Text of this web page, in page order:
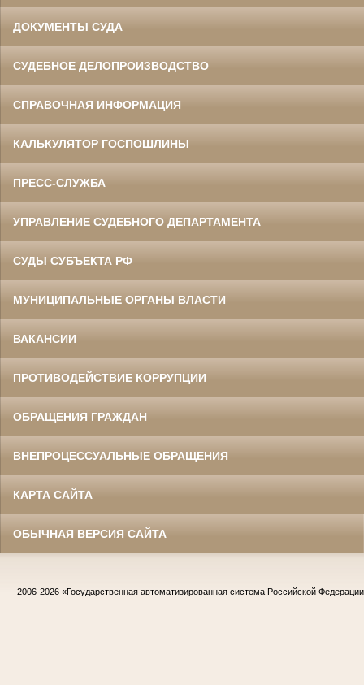
ДОКУМЕНТЫ СУДА
СУДЕБНОЕ ДЕЛОПРОИЗВОДСТВО
СПРАВОЧНАЯ ИНФОРМАЦИЯ
КАЛЬКУЛЯТОР ГОСПОШЛИНЫ
ПРЕСС-СЛУЖБА
УПРАВЛЕНИЕ СУДЕБНОГО ДЕПАРТАМЕНТА
СУДЫ СУБЪЕКТА РФ
МУНИЦИПАЛЬНЫЕ ОРГАНЫ ВЛАСТИ
ВАКАНСИИ
ПРОТИВОДЕЙСТВИЕ КОРРУПЦИИ
ОБРАЩЕНИЯ ГРАЖДАН
ВНЕПРОЦЕССУАЛЬНЫЕ ОБРАЩЕНИЯ
КАРТА САЙТА
ОБЫЧНАЯ ВЕРСИЯ САЙТА
2006-2026 «Государственная автоматизированная система Российской